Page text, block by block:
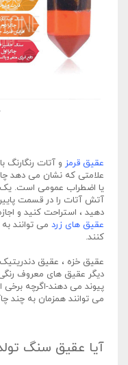
عقیق قرمز و آتات رنگارنگ
علامتی که نشان می دهد
یا اضطراب عمومی است. یک
آتش آتات را در قسمت
دهید ، استراحت کنید و
عقیق های زرد می توانند
کنند.
عقیق خزه ، عقیق
دیگر عقیق های معروف رنگی
پیوند می دهند-اگرچه برخی
می توانند همزمان به چند
آیا عقیق سنگ